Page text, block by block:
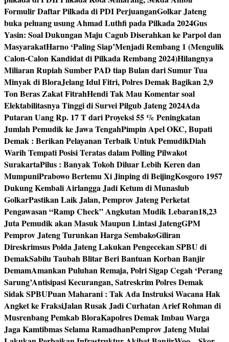
Formulir Daftar Pilkada di PDI PerjuanganGolkar Jateng
buka peluang usung Ahmad Luthfi pada Pilkada 2024Gus
Yasin: Soal Dukungan Maju Cagub Diserahkan ke Parpol dan
MasyarakatHarno ‘Paling Siap’Menjadi Rembang 1 (Mengulik
Calon-Calon Kandidat di Pilkada Rembang 2024)Hilangnya
Miliaran Rupiah Sumber PAD tiap Bulan dari Sumur Tua
Minyak di BloraJelang Idul Fitri, Polres Demak Bagikan 2,9
Ton Beras Zakat FitrahHendi Tak Mau Komentar soal
Elektabilitasnya Tinggi di Survei Pilgub Jateng 2024Ada
Putaran Uang Rp. 17 T dari Proyeksi 55 % Peningkatan
Jumlah Pemudik ke Jawa TengahPimpin Apel OKC, Bupati
Demak : Berikan Pelayanan Terbaik Untuk PemudikDiah
Warih Tempati Posisi Teratas dalam Polling Pilwakot
SurakartaPilus : Banyak Tokoh Diluar Lebih Keren dan
MumpuniPrabowo Bertemu Xi Jinping di BeijingKosgoro 1957
Dukung Kembali Airlangga Jadi Ketum di Munaslub
GolkarPastikan Laik Jalan, Pemprov Jateng Perketat
Pengawasan “Ramp Check” Angkutan Mudik Lebaran18,23
Juta Pemudik akan Masuk Maupun Lintasi JatengGPM
Pemprov Jateng Turunkan Harga SembakoGiliran
Direskrimsus Polda Jateng Lakukan Pengecekan SPBU di
DemakSabilu Taubah Blitar Beri Bantuan Korban Banjir
DemamAmankan Puluhan Remaja, Polri Sigap Cegah ‘Perang
Sarung’Antisipasi Kecurangan, Satreskrim Polres Demak
Sidak SPBUPuan Maharani : Tak Ada Instruksi Wacana Hak
Angket ke FraksiJalan Rusak Jadi Curhatan Arief Rohman di
Musrenbang Pemkab BloraKapolres Demak Imbau Warga
Jaga Kamtibmas Selama RamadhanPemprov Jateng Mulai